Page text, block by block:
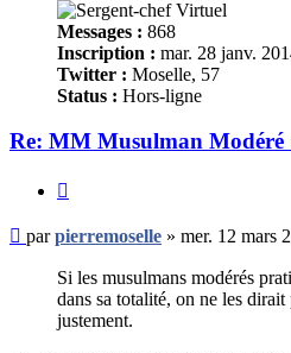
Messages : 868
Inscription : mar. 28 janv.
Twitter : Moselle, 57
Status : Hors-ligne
Re: MM Musulman Modéré
Message
non
parpierremoselle » mer. 12 mars
Si les musulmans modérés
dans sa totalité, on ne les
justement.